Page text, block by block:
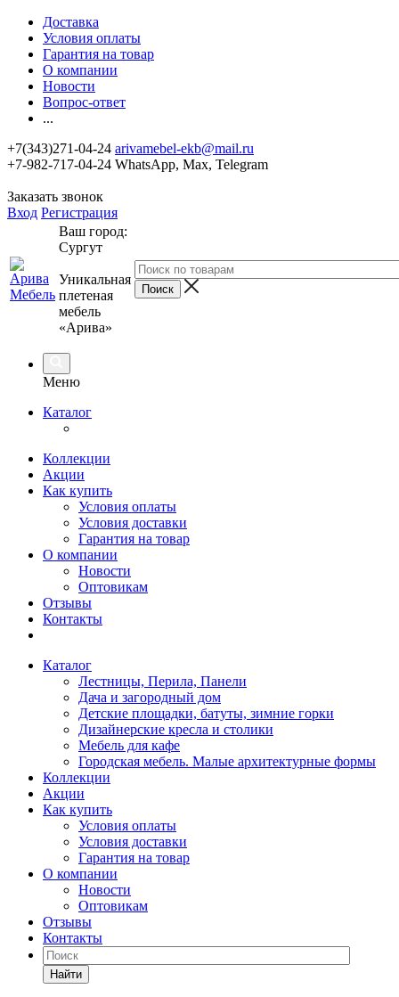
Доставка
Условия оплаты
Гарантия на товар
О компании
Новости
Вопрос-ответ
...
+7(343)271-04-24 arivamebel-ekb@mail.ru
+7-982-717-04-24 WhatsApp, Max, Telegram
Заказать звонок
Вход Регистрация
Ваш город:
Сургут
Уникальная
плетеная
мебель
«Арива»
Меню
Каталог
Коллекции
Акции
Как купить
Условия оплаты
Условия доставки
Гарантия на товар
О компании
Новости
Оптовикам
Отзывы
Контакты
Каталог
Лестницы, Перила, Панели
Дача и загородный дом
Детские площадки, батуты, зимние горки
Дизайнерские кресла и столики
Мебель для кафе
Городская мебель. Малые архитектурные формы
Коллекции
Акции
Как купить
Условия оплаты
Условия доставки
Гарантия на товар
О компании
Новости
Оптовикам
Отзывы
Контакты
Найти